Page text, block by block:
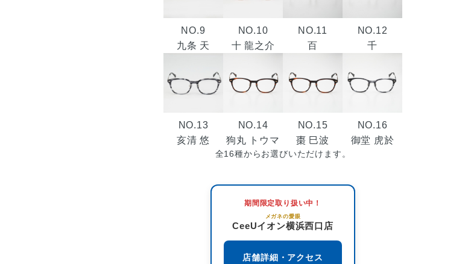
NO.9
九条 天
NO.10
十 龍之介
NO.11
百
NO.12
千
NO.13
亥清 悠
NO.14
狗丸 トウマ
NO.15
棗 巳波
NO.16
御堂 虎於
全16種からお選びいただけます。
期間限定取り扱い中！
メガネの愛眼
CeeUイオン横浜西口店
店舗詳細・アクセス